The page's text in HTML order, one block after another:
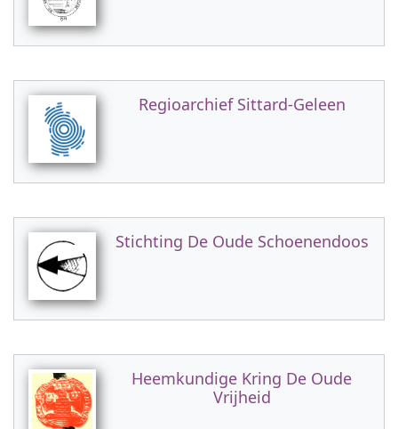
Regioarchief Sittard-Geleen
Stichting De Oude Schoenendoos
Heemkundige Kring De Oude
Vrijheid